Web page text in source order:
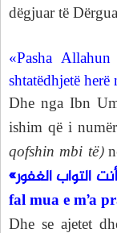
dëgjuar të
«Pasha
shtatëdhjetë herë
Dhe nga Ibn
ishim që i
qofshin mbi të)
أنت التواب الغفور»
fal mua e m’a
Dhe se ajetet